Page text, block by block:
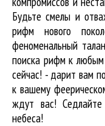
Будьте смелы и
рифм нового
феноменальный
поиска рифмк любым
сейчас! - дарит вам
к вашему
ждут вас!
небеса!